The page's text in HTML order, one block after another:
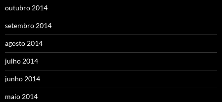
outubro 2014
setembro 2014
agosto 2014
julho 2014
junho 2014
maio 2014